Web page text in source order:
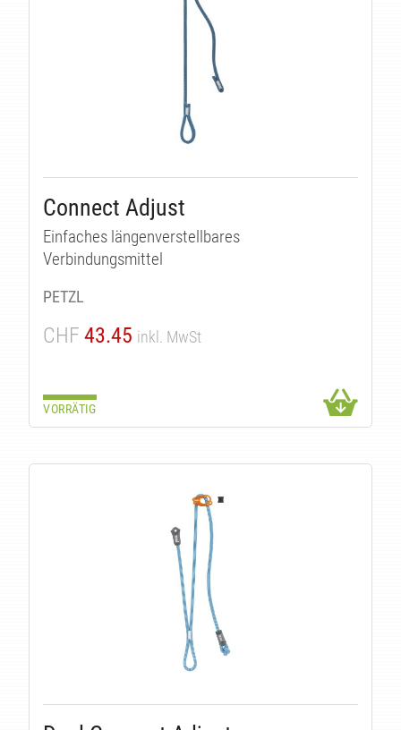
Connect Adjust
Einfaches längenverstellbares
Verbindungsmittel
PETZL
CHF 43.45 inkl. MwSt
VORRÄTIG